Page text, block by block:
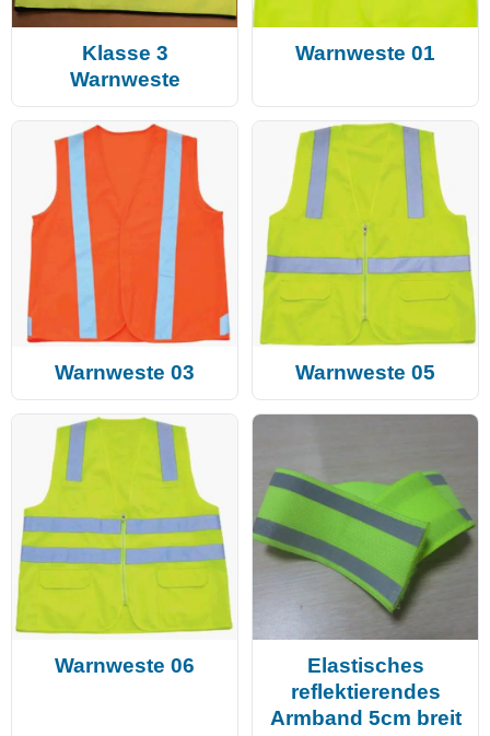
Klasse 3
Warnweste
Warnweste 01
Warnweste 03 Warnweste 05
Warnweste 06
Elastisches
reflektierendes
Armband 5cm breit